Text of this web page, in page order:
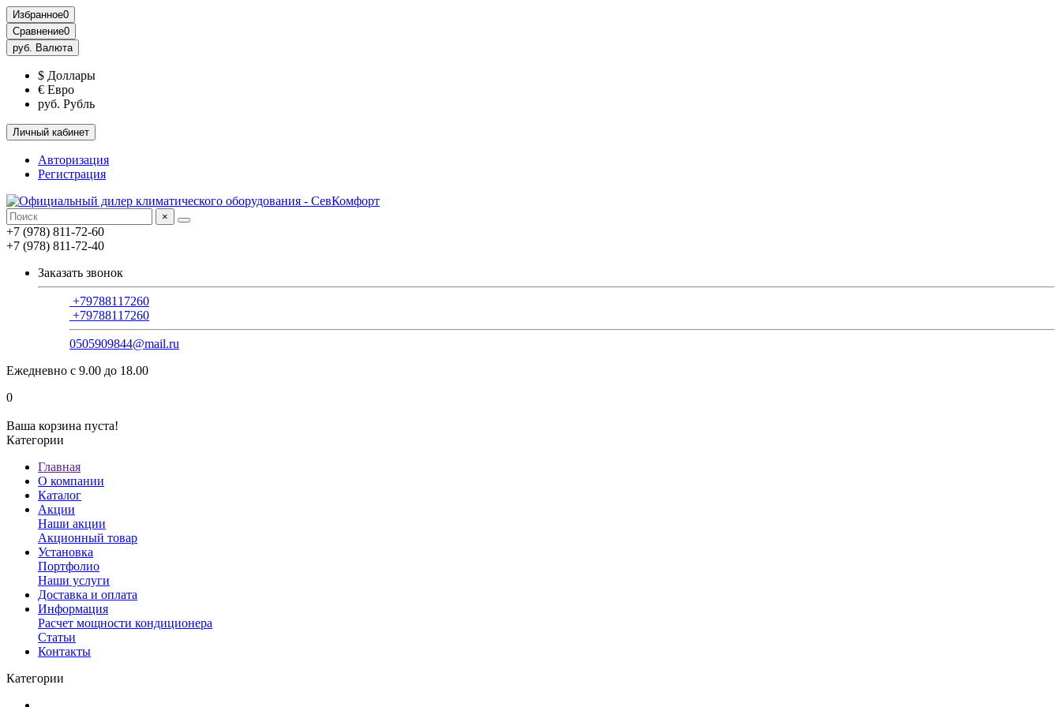
Избранное0
Сравнение0
руб. Валюта
$ Доллары
€ Евро
руб. Рубль
Личный кабинет
Авторизация
Регистрация
×
+7 (978) 811-72-60
+7 (978) 811-72-40
Заказать звонок
+79788117260
+79788117260
0505909844@mail.ru
Ежедневно с 9.00 до 18.00
0
Ваша корзина пуста!
Категории
Главная
О компании
Каталог
Акции
Наши акции
Акционный товар
Установка
Портфолио
Наши услуги
Доставка и оплата
Информация
Расчет мощности кондиционера
Статьи
Контакты
Категории